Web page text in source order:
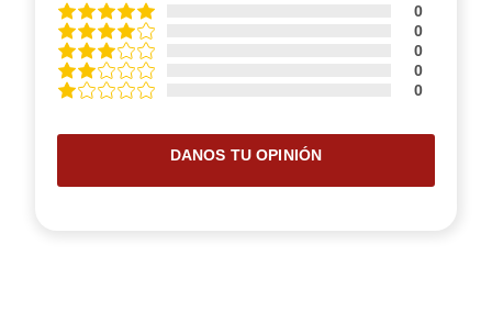
0
0
0
0
0
DANOS TU OPINIÓN